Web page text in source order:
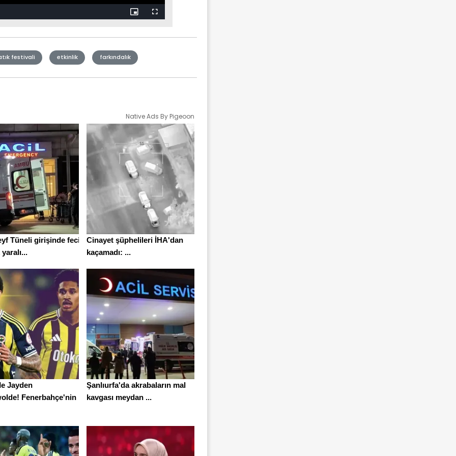
Picture-
in-
Fullscreen
festivali etkinlik farkındalık
Native Ads By Pigeoon
Tüneli girişinde feci
Cinayet şüphelileri İHA'dan
kaçamadı: ...
Jayden
Fenerbahçe'nin
Şanlıurfa'da akrabaların mal
kavgası meydan ...